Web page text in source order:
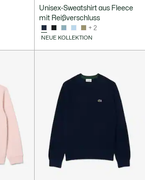
Unisex-Sweatshirt aus Fleece
mit Reißverschluss
+ 2
NEUE KOLLEKTION